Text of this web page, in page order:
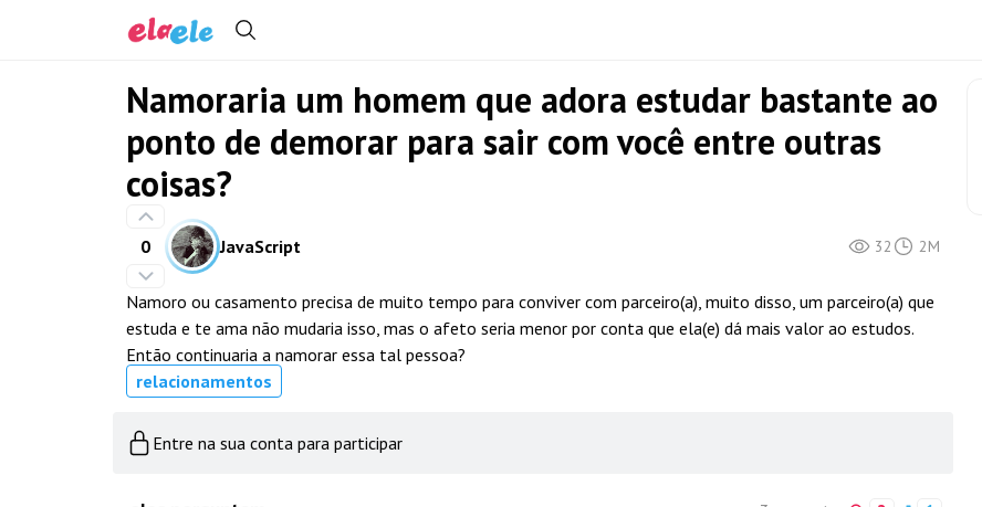
Namoraria um homem que adora estudar bastante ao
ponto de demorar para sair com você entre outras
coisas?
0 JavaScript 32 2M
Namoro ou casamento precisa de muito tempo para conviver com parceiro(a), muito disso, um parceiro(a) que
estuda e te ama não mudaria isso, mas o afeto seria menor por conta que ela(e) dá mais valor ao estudos.
Então continuaria a namorar essa tal pessoa?
relacionamentos
Entre na sua conta para participar